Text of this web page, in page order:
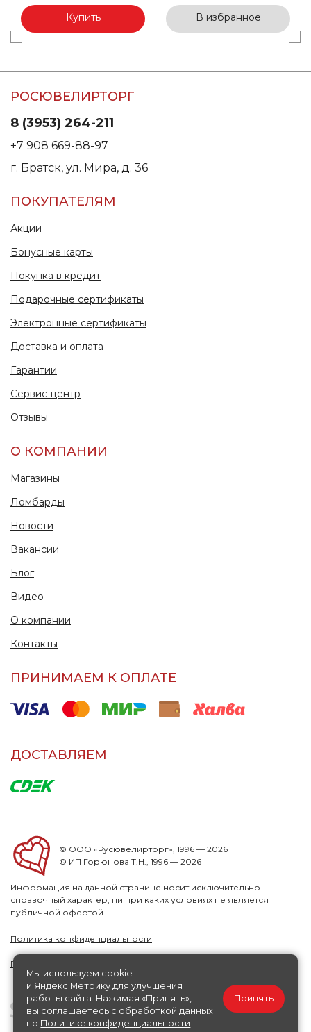
Купить В избранное
РОСЮВЕЛИРТОРГ
8 (3953) 264-211
+7 908 669-88-97
г. Братск, ул. Мира, д. 36
ПОКУПАТЕЛЯМ
Акции
Бонусные карты
Покупка в кредит
Подарочные сертификаты
Электронные сертификаты
Доставка и оплата
Гарантии
Сервис-центр
Отзывы
О КОМПАНИИ
Магазины
Ломбарды
Новости
Вакансии
Блог
Видео
О компании
Контакты
ПРИНИМАЕМ К ОПЛАТЕ
ДОСТАВЛЯЕМ
© ООО «Русювелирторг», 1996 — 2026
© ИП Горюнова Т.Н., 1996 — 2026
Информация на данной странице носит исключительно
справочный характер, ни при каких условиях не является
публичной офертой.
Политика конфиденциальности
Публичная офера
Мы используем cookie
и Яндекс.Метрику для улучшения
работы сайта. Нажимая «Принять»,
вы соглашаетесь с обработкой данных
по Политике конфиденциальности
Принять